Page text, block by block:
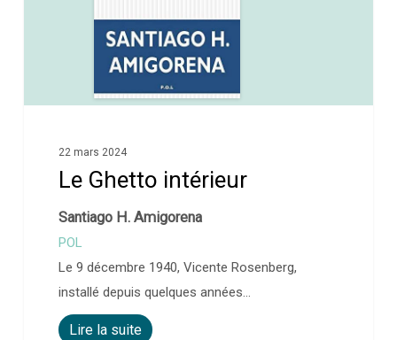
22 mars 2024
Le Ghetto intérieur
Santiago H. Amigorena
POL
Le 9 décembre 1940, Vicente Rosenberg,
installé depuis quelques années…
Lire la suite